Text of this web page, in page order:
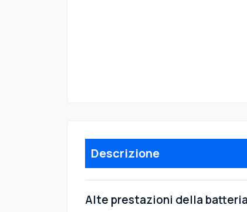
Descrizione
Alte prestazioni della